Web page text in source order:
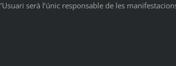
serà l’únic responsable de les